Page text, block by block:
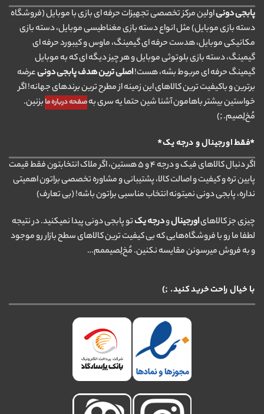
پابجی دونیاولین مرکز تخصصی تجهیزات حرفه ای بازی با موبایل (فروشگاه
دسته بازی موبایل) مثل انواع دسته بازی مغناطیسی موبایل، دسته بازی
مکانیکی موبایل، هدست حرفه ای گیمینگ، ماوس و کیبورد حرفه ای
گیمینگ، دسته بازی بلوتوثی موبایل و هر چیز دیگه ای که به موبایل
گیمینگ حرفه ای مربوط بشه، هست!اصلی ترین هدف پابجی دونیعرضه
برترین و باکیفیت ترین کالاهای این زمینه از مطرح ترین برندهای جهانه! اگر
خواستین بیشتر باهامون آشنا شین حتما یه سری بهصفحه درباره ما بزنین.
مُخ‌لِصیم. ;)
*فقط اورجینال و درجه یک*
اگر دنبال کالاهای فیک و درجه ۴ و ۵ هستین، اگر ملاک انتخابتون فقط قیمت
پایین تره و کیفیت و اصالت کالا، پشتیبانی و مشاوره تخصصی براتون اهمیتی
نداره، پابجی دونی نمیتونه انتخاب مناسبی براتون باشه! (بی تعارف)
چیزی جز کالاهایاورجینالودرجه یکتو پابجی دونی پیدا نمیکنید. در نتیجه
لطفا ما رو با فروشگاه‌هایی که بی کیفیت ترین کالاهای سطح بازار رو موجود
و به فروش میرسونن مقایسه نکنین. مُخ‌لِصیممم…
با خیال راحت خرید کنید. ;)